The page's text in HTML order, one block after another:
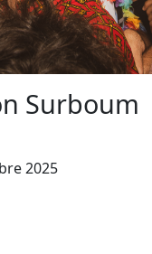
Surboum
2025